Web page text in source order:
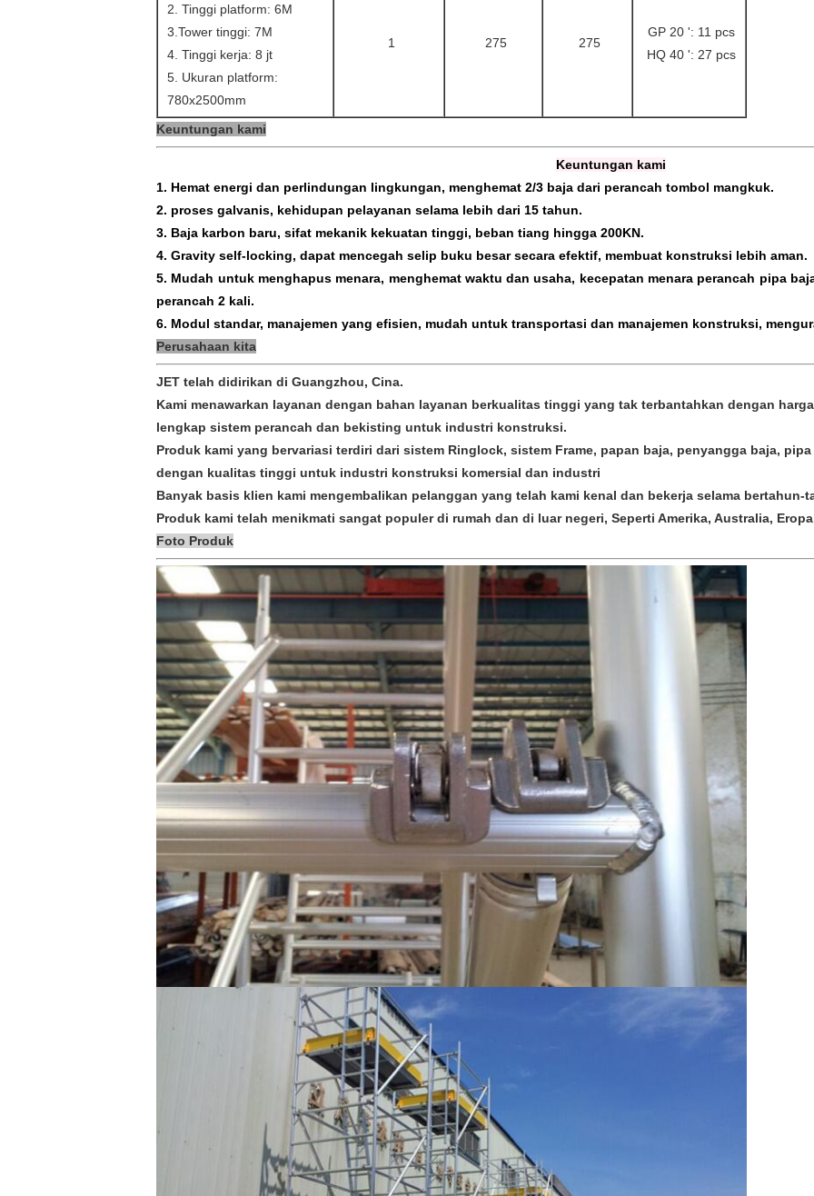
2. Tinggi platform: 6M
3.Tower tinggi: 7M
4. Tinggi kerja: 8 jt
5. Ukuran platform:
780x2500mm
1 275 275
GP 20 ': 11 pcs
HQ 40 ': 27 pcs
Keuntungan kami
Keuntungan kami
1. Hemat energi dan perlindungan lingkungan, menghemat 2/3 baja dari perancah tombol mangkuk.
2. proses galvanis, kehidupan pelayanan selama lebih dari 15 tahun.
3. Baja karbon baru, sifat mekanik kekuatan tinggi, beban tiang hingga 200KN.
4. Gravity self-locking, dapat mencegah selip buku besar secara efektif, membuat konstruksi lebih aman.
5. Mudah untuk menghapus menara, menghemat waktu dan usaha, kecepatan menara perancah pipa
perancah 2 kali.
6. Modul standar, manajemen yang efisien, mudah untuk transportasi dan manajemen konstruksi,
Perusahaan kita
JET telah didirikan di Guangzhou, Cina.
Kami menawarkan layanan dengan bahan layanan berkualitas tinggi yang tak terbantahkan dengan
lengkap sistem perancah dan bekisting untuk industri konstruksi.
Produk kami yang bervariasi terdiri dari sistem Ringlock, sistem Frame, papan baja, penyangga baja,
dengan kualitas tinggi untuk industri konstruksi komersial dan industri
Banyak basis klien kami mengembalikan pelanggan yang telah kami kenal dan bekerja selama bertahun-
Produk kami telah menikmati sangat populer di rumah dan di luar negeri, Seperti Amerika, Australia,
Foto Produk